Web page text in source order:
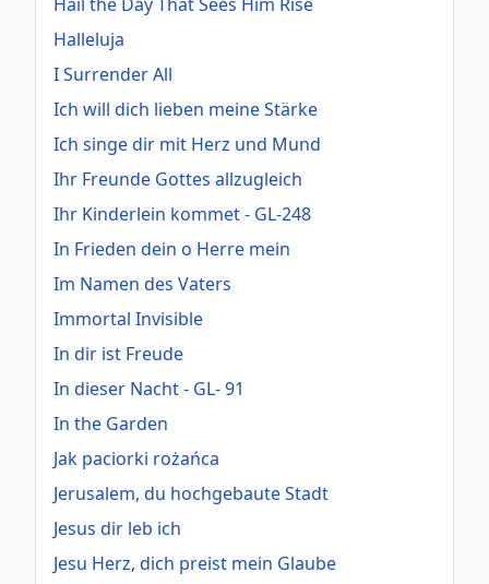
Halleluja
I Surrender All
Ich will dich lieben meine Stärke
Ich singe dir mit Herz und Mund
Ihr Freunde Gottes allzugleich
Ihr Kinderlein kommet - GL-248
In Frieden dein o Herre mein
Im Namen des Vaters
Immortal Invisible
In dir ist Freude
In dieser Nacht - GL- 91
In the Garden
Jak paciorki rożańca
Jerusalem, du hochgebaute Stadt
Jesus dir leb ich
Jesu Herz, dich preist mein Glaube